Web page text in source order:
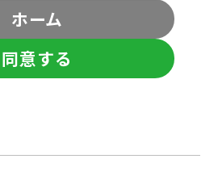
ホーム
同意する